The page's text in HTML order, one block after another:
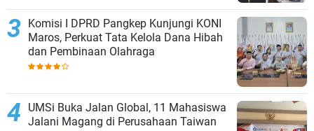
Komisi I DPRD Pangkep Kunjungi KONI
Maros, Perkuat Tata Kelola Dana Hibah
dan Pembinaan Olahraga
UMSi Buka Jalan Global, 11 Mahasiswa
Jalani Magang di Perusahaan Taiwan